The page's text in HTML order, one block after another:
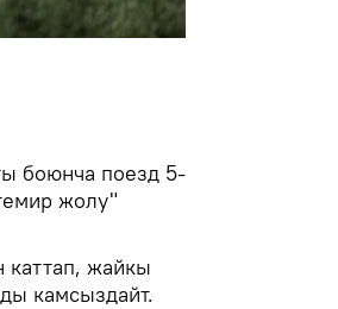
боюнча поезд 5-
жолу"
жайкы
камсыздайт.